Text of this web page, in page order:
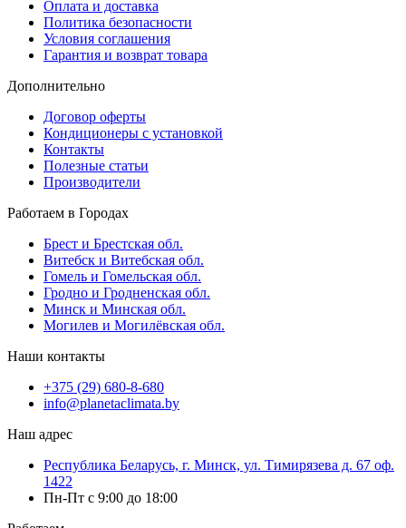
Оплата и доставка
Политика безопасности
Условия соглашения
Гарантия и возврат товара
Дополнительно
Договор оферты
Кондиционеры с установкой
Контакты
Полезные статьи
Производители
Работаем в Городах
Брест и Брестская обл.
Витебск и Витебская обл.
Гомель и Гомельская обл.
Гродно и Гродненская обл.
Минск и Минская обл.
Могилев и Могилёвская обл.
Наши контакты
+375 (29) 680-8-680
info@planetaclimata.by
Наш адрес
Республика Беларусь, г. Минск, ул. Тимирязева д. 67 оф.
1422
Пн-Пт с 9:00 до 18:00